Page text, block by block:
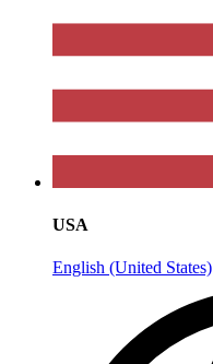
USA
English (United States)